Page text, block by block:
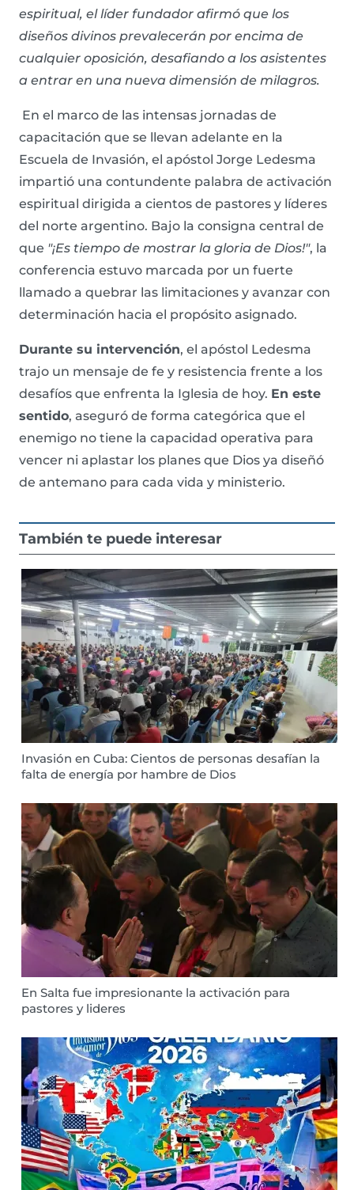
espiritual, el líder fundador afirmó que los
diseños divinos prevalecerán por encima de
cualquier oposición, desafiando a los asistentes
a entrar en una nueva dimensión de milagros.
En el marco de las intensas jornadas de
capacitación que se llevan adelante en la
Escuela de Invasión, el apóstol Jorge Ledesma
impartió una contundente palabra de activación
espiritual dirigida a cientos de pastores y líderes
del norte argentino. Bajo la consigna central de
que "¡Es tiempo de mostrar la gloria de Dios!", la
conferencia estuvo marcada por un fuerte
llamado a quebrar las limitaciones y avanzar con
determinación hacia el propósito asignado.
Durante su intervención, el apóstol Ledesma
trajo un mensaje de fe y resistencia frente a los
desafíos que enfrenta la Iglesia de hoy. En este
sentido, aseguró de forma categórica que el
enemigo no tiene la capacidad operativa para
vencer ni aplastar los planes que Dios ya diseñó
de antemano para cada vida y ministerio.
También te puede interesar
Invasión en Cuba: Cientos de personas desafían la
falta de energía por hambre de Dios
En Salta fue impresionante la activación para
pastores y lideres